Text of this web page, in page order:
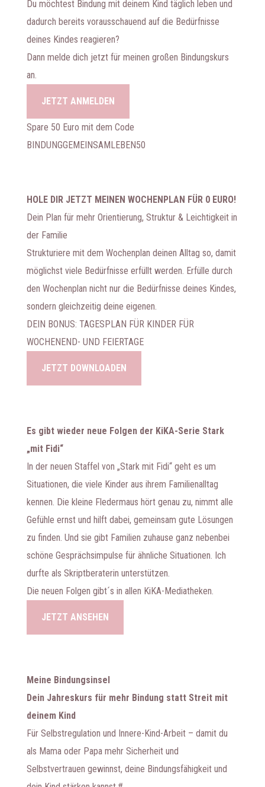
Du möchtest Bindung mit deinem Kind täglich leben und
dadurch bereits vorausschauend auf die Bedürfnisse
deines Kindes reagieren?
Dann melde dich jetzt für meinen großen Bindungskurs
an.
JETZT ANMELDEN
Spare 50 Euro mit dem Code
BINDUNGGEMEINSAMLEBEN50
HOLE DIR JETZT MEINEN WOCHENPLAN FÜR 0 EURO!
Dein Plan für mehr Orientierung, Struktur & Leichtigkeit in
der Familie
Strukturiere mit dem Wochenplan deinen Alltag so, damit
möglichst viele Bedürfnisse erfüllt werden. Erfülle durch
den Wochenplan nicht nur die Bedürfnisse deines Kindes,
sondern gleichzeitig deine eigenen.
DEIN BONUS: TAGESPLAN FÜR KINDER FÜR
WOCHENEND- UND FEIERTAGE
JETZT DOWNLOADEN
Es gibt wieder neue Folgen der KiKA-Serie Stark
„mit Fidi“
In der neuen Staffel von „Stark mit Fidi“ geht es um
Situationen, die viele Kinder aus ihrem Familienalltag
kennen. Die kleine Fledermaus hört genau zu, nimmt alle
Gefühle ernst und hilft dabei, gemeinsam gute Lösungen
zu finden. Und sie gibt Familien zuhause ganz nebenbei
schöne Gesprächsimpulse für ähnliche Situationen. Ich
durfte als Skriptberaterin unterstützen.
Die neuen Folgen gibt´s in allen KiKA-Mediatheken.
JETZT ANSEHEN
Meine Bindungsinsel
Dein Jahreskurs für mehr Bindung statt Streit mit
deinem Kind
​​Für Selbstregulation und Innere-Kind-Arbeit – damit du
als Mama oder Papa mehr Sicherheit und
Selbstvertrauen gewinnst, deine Bindungsfähigkeit und